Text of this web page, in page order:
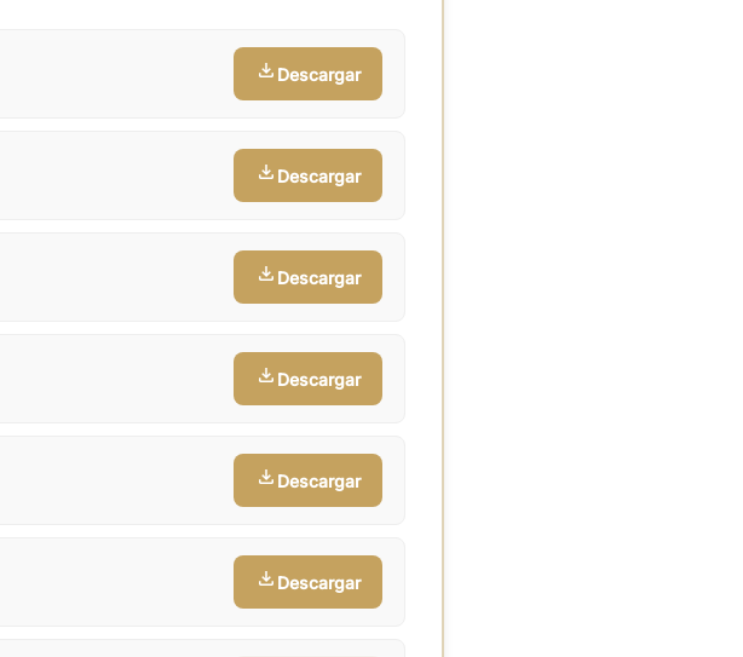
Descargar
Descargar
Descargar
Descargar
Descargar
Descargar